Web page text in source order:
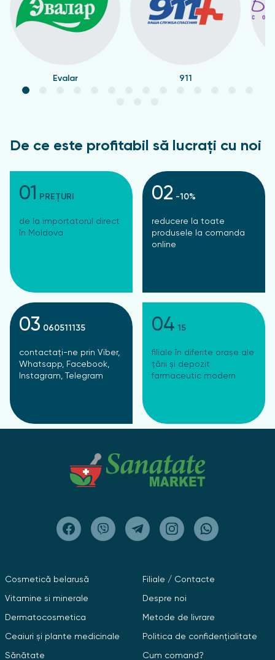
Evalar 911
De ce este profitabil să lucrați cu noi
01 PREȚURI
de la importatorul direct
în Moldova
02 -10%
reducere la toate
produsele la comanda
online
03 060511135
contactați-ne prin Viber,
Whatsapp, Facebook,
Instagram, Telegram
04 15
filiale în diferite orașe ale
țării și depozit
farmaceutic modern
Cosmetică belarusă
Vitamine si minerale
Dermatocosmetica
Ceaiuri și plante medicinale
Sănătate
Filiale / Contacte
Despre noi
Metode de livrare
Politica de confidențialitate
Cum comand?